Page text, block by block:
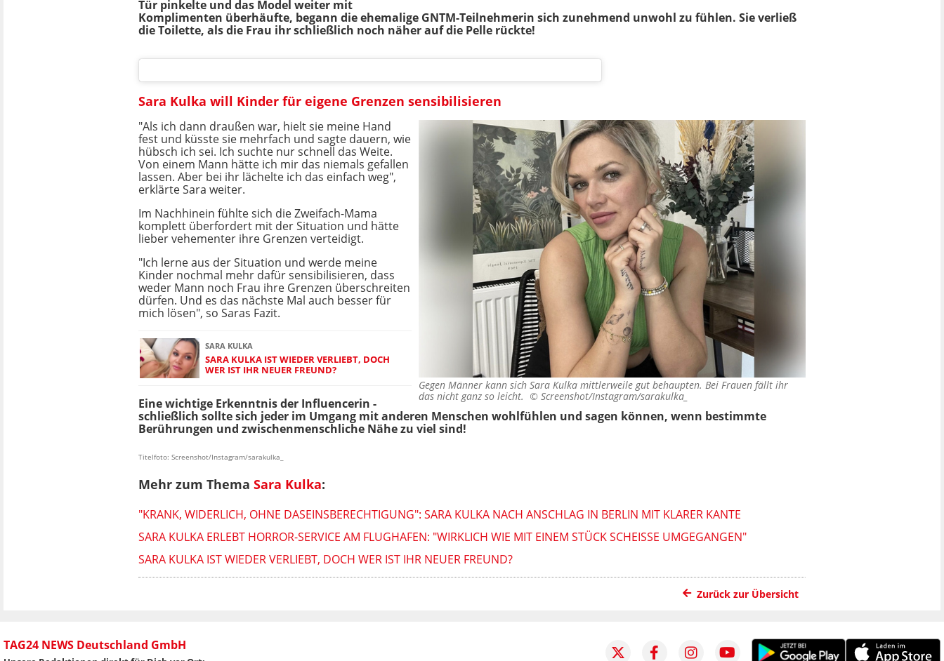
Tür pinkelte und das Model weiter mit
Komplimenten überhäufte, begann die ehemalige GNTM-Teilnehmerin sich zunehmend unwohl zu fühlen. Sie verließ
die Toilette, als die Frau ihr schließlich noch näher auf die Pelle rückte!
Sara Kulka will Kinder für eigene Grenzen sensibilisieren
Gegen Männer kann sich Sara Kulka mittlerweile gut behaupten. Bei Frauen fällt ihr
das nicht ganz so leicht. © Screenshot/Instagram/sarakulka_
"Als ich dann draußen war, hielt sie meine Hand
fest und küsste sie mehrfach und sagte dauern, wie
hübsch ich sei. Ich suchte nur schnell das Weite.
Von einem Mann hätte ich mir das niemals gefallen
lassen. Aber bei ihr lächelte ich das einfach weg",
erklärte Sara weiter.
Im Nachhinein fühlte sich die Zweifach-Mama
komplett überfordert mit der Situation und hätte
lieber vehementer ihre Grenzen verteidigt.
"Ich lerne aus der Situation und werde meine
Kinder nochmal mehr dafür sensibilisieren, dass
weder Mann noch Frau ihre Grenzen überschreiten
dürfen. Und es das nächste Mal auch besser für
mich lösen", so Saras Fazit.
SARA KULKA
SARA KULKA IST WIEDER VERLIEBT, DOCH
WER IST IHR NEUER FREUND?
Eine wichtige Erkenntnis der Influencerin -
schließlich sollte sich jeder im Umgang mit anderen Menschen wohlfühlen und sagen können, wenn bestimmte
Berührungen und zwischenmenschliche Nähe zu viel sind!
Titelfoto: Screenshot/Instagram/sarakulka_
Mehr zum Thema Sara Kulka:
"KRANK, WIDERLICH, OHNE DASEINSBERECHTIGUNG": SARA KULKA NACH ANSCHLAG IN BERLIN MIT KLARER KANTE
SARA KULKA ERLEBT HORROR-SERVICE AM FLUGHAFEN: "WIRKLICH WIE MIT EINEM STÜCK SCHEISSE UMGEGANGEN"
SARA KULKA IST WIEDER VERLIEBT, DOCH WER IST IHR NEUER FREUND?
Zurück zur Übersicht
TAG24 NEWS Deutschland GmbH